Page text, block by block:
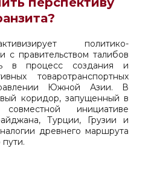
политико-
с правительством талибов
в процесс создания и
товаротранспортных
Южной Азии. В
коридор, запущенный в
инициативе
Турции, Грузии и
древнего маршрута